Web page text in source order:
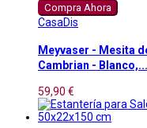
Compra Ahora
CasaDis
Meyvaser - Mesita
Cambrian - Blanco,...
59,90 €